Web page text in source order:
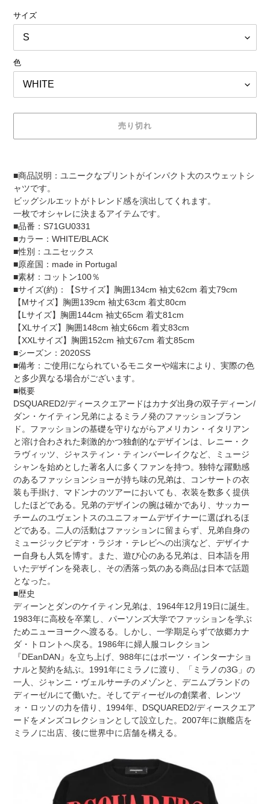
サイズ
色
売り切れ
ト
に
商
を
追
加
す
る
■商品説明：ユニークなプリントがインパクト大のスウェットシ
ャツです。
ビッグシルエットがトレンド感を演出してくれます。
一枚でオシャレに決まるアイテムです。
■品番：S71GU0331
■カラー：WHITE/BLACK
■性別：ユニセックス
■原産国：made in Portugal
■素材：コットン100％
■サイズ(約)：【Sサイズ】胸囲134cm 袖丈62cm 着丈79cm
【Mサイズ】胸囲139cm 袖丈63cm 着丈80cm
【Lサイズ】胸囲144cm 袖丈65cm 着丈81cm
【XLサイズ】胸囲148cm 袖丈66cm 着丈83cm
【XXLサイズ】胸囲152cm 袖丈67cm 着丈85cm
■シーズン：2020SS
■備考：ご使用になられているモニターや端末により、実際の色
と多少異なる場合がございます。
■概要
DSQUARED2/ディースクエアードはカナダ出身の双子ディーン/
ダン・ケイティン兄弟によるミラノ発のファッションブラン
ド。ファッションの基礎を守りながらアメリカン・イタリアン
と溶け合わされた刺激的かつ独創的なデザインは、レニー・ク
ラヴィッツ、ジャスティン・ティンバーレイクなど、ミュージ
シャンを始めとした著名人に多くファンを持つ。独特な躍動感
のあるファッションショーが持ち味の兄弟は、コンサートの衣
装も手掛け、マドンナのツアーにおいても、衣装を数多く提供
したほどである。兄弟のデザインの腕は確かであり、サッカー
チームのユヴェントスのユニフォームデザイナーに選ばれるほ
どである。二人の活動はファッションに留まらず、兄弟自身の
ミュージックビデオ・ラジオ・テレビへの出演など、デザイナ
ー自身も人気を博す。また、遊び心のある兄弟は、日本語を用
いたデザインを発表し、その洒落っ気のある商品は日本で話題
となった。
■歴史
ディーンとダンのケイティン兄弟は、1964年12月19日に誕生。
1983年に高校を卒業し、パーソンズ大学でファッションを学ぶ
ためニューヨークへ渡るる。しかし、一学期足らずで故郷カナ
ダ・トロントへ戻る。1986年に婦人服コレクション
『DEanDAN』を立ち上げ、988年にはポーツ・インターナショ
ナルと契約を結ぶ。1991年にミラノに渡り、「ミラノの3G」の
一人、ジャンニ・ヴェルサーチのメゾンと、デニムブランドの
ディーゼルにて働いた。そしてディーゼルの創業者、レンツ
ォ・ロッソの力を借り、1994年、DSQUARED2/ディースクエア
ードをメンズコレクションとして設立した。2007年に旗艦店を
ミラノに出店、後に世界中に店舗を構える。